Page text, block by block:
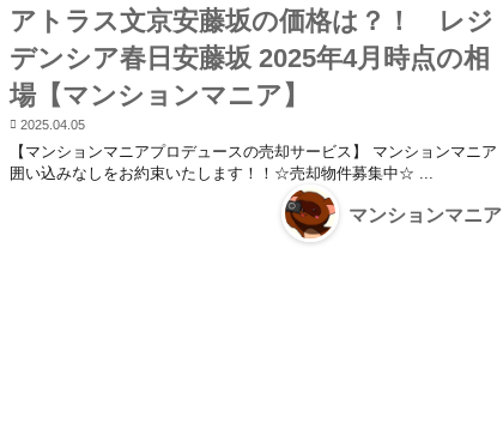
アトラス文京安藤坂の価格は？！ レジ
デンシア春日安藤坂 2025年4月時点の相
場【マンションマニア】
2025.04.05
【マンションマニアプロデュースの売却サービス】 マンションマニア
囲い込みなしをお約束いたします！！☆売却物件募集中☆ ...
マンションマニア